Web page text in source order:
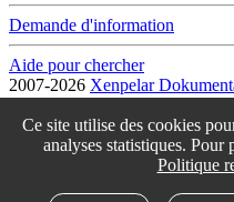
Demande d'information
Aide pour chercher
2007-2026 Xenpelar
T. (+34) 943 69 42 77 / F.
bertsozale.eus /Lege oharra/
Babesle eta laguntzaileak/
Ce site utilise des cookies
analyses statistiques.
Politique